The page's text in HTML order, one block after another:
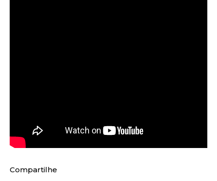
Compartilhe